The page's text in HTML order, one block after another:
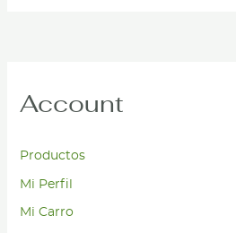
Account
Productos
Mi Perfil
Mi Carro